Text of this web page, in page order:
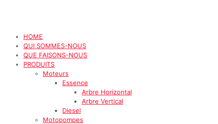
HOME
QUI SOMMES-NOUS
QUE FAISONS-NOUS
PRODUITS
Moteurs
Essence
Arbre Horizontal
Arbre Vertical
Diesel
Motopompes